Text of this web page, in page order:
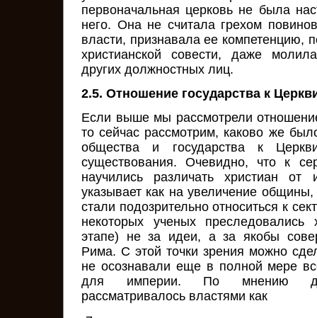
первоначальная церковь не была
него. Она не считала грехом
власти, признавала ее компетенцию,
христианской совести, даже
других должностных лиц.
2.5. Отношение государства к
Если выше мы рассмотрели
то сейчас рассмотрим, каково же
общества и государства к
существования. Очевидно, что к
научились различать христиан от
указывает как на увеличение
стали подозрительно относиться к
некоторых ученых преследовались
этапе) не за идеи, а за якобы
Рима. С этой точки зрения можно
не осознавали еще в полной мере
для империи. По мнению
рассматривалось властями как